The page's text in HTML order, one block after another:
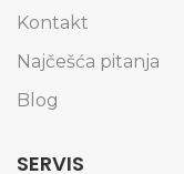
Kontakt
Najčešća pitanja
Blog
SERVIS